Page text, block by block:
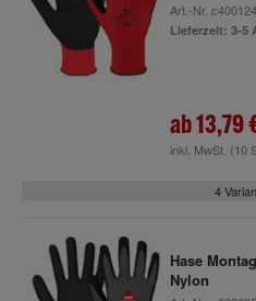
Art.-Nr.
Lieferzeit: 3-5
ab13,79
inkl. MwSt. (10
4
Hase
Nylon